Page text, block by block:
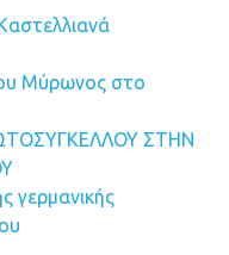
Μύρωνος στο
ΣΤΗΝ
γερμανικής